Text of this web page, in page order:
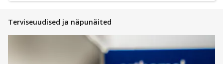
Terviseuudised ja näpunäited